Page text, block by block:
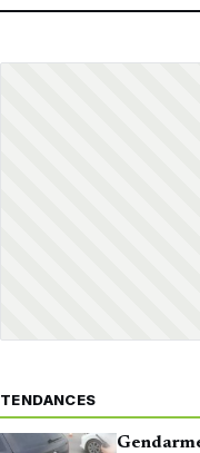
TENDANCES